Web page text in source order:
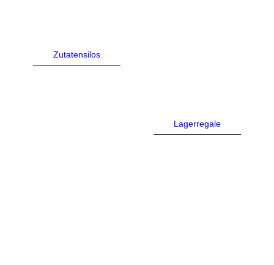
Zutatensilos
Lagerregale